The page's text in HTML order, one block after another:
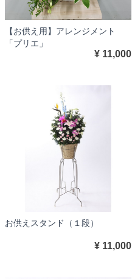
【お供え用】アレンジメント
「プリエ」
¥ 11,000
お供えスタンド（１段）
¥ 11,000